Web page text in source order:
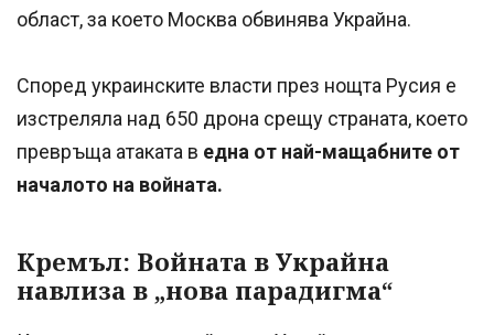
област, за което Москва обвинява Украйна.
Според украинските власти през нощта Русия е
изстреляла над 650 дрона срещу страната, което
превръща атаката в една от най-мащабните от
началото на войната.
Кремъл: Войната в Украйна
навлиза в „нова парадигма“